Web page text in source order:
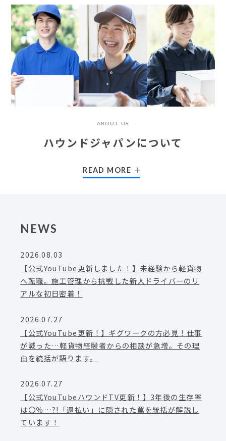
ABOUT US
ハウンドジャパンについて
READ MORE
NEWS
2026.08.03
【公式YouTube更新しました！】未経験から軽貨物
へ転職。施工管理から挑戦した新人ドライバーのリ
アルな初日密着！
2026.07.27
【公式YouTube更新！】ギグワークの方必見！仕事
が減った…軽貨物経験者からの相談が急増。その理
由を統括が語ります。
2026.07.27
【公式YouTubeハウンドTV更新！】3年後の生存率
は〇％…?!「週払い」に隠された罠を統括が解説し
ています！